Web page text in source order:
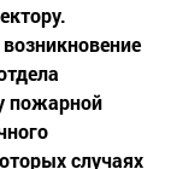
пожарной
случаях